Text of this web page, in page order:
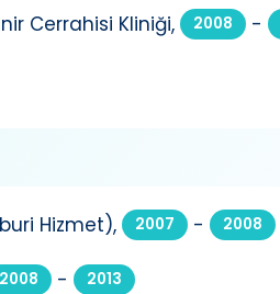
Cerrahisi Kliniği, 2008 -
Hizmet), 2007 - 2008
2008 - 2013